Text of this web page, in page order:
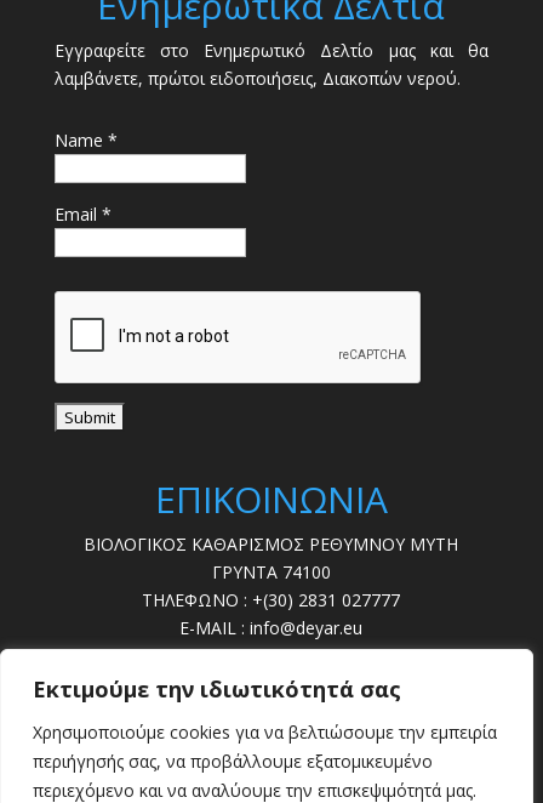
Εκτιμούμε την ιδιωτικότητά σας
Χρησιμοποιούμε cookies για να βελτιώσουμε την εμπειρία
περιήγησής σας, να προβάλλουμε εξατομικευμένο
περιεχόμενο και να αναλύουμε την επισκεψιμότητά μας.
Εγγραφείτε στο Ενημερωτικό Δελτίο μας και θα
λαμβάνετε, πρώτοι ειδοποιήσεις, Διακοπών νερού.
Name *
Email *
ΕΠΙΚΟΙΝΩΝΙΑ
ΒΙΟΛΟΓΙΚΟΣ ΚΑΘΑΡΙΣΜΟΣ ΡΕΘΥΜΝΟΥ ΜΥΤΗ
ΓΡΥΝΤΑ 74100
ΤΗΛΕΦΩΝΟ : +(30) 2831 027777
E-MAIL : info@deyar.eu
ΩΡΕΣ ΛΕΙΤ. : 07:30 – 15:00
ΒΛΑΒΕΣ : 28310 22789